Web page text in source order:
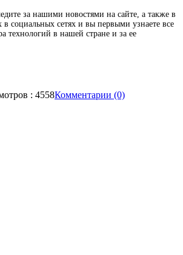
за нашими новостями на сайте, а также в
в социальных сетях и вы первыми узнаете все
технологий в нашей стране и за ее
: 4558Комментарии (0)